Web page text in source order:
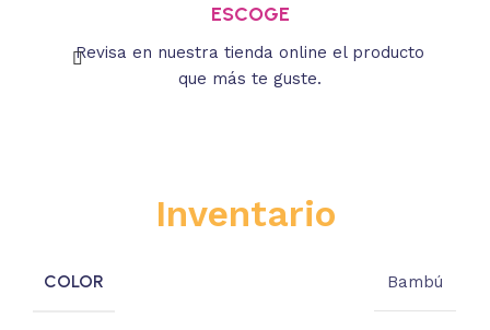
ESCOGE
Revisa en nuestra tienda online el producto
que más te guste.
Inventario
COLOR Bambú